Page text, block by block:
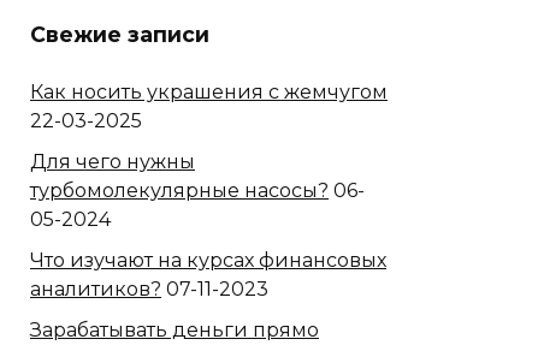
Свежие записи
Как носить украшения с жемчугом
22-03-2025
Для чего нужны
турбомолекулярные насосы? 06-
05-2024
Что изучают на курсах финансовых
аналитиков? 07-11-2023
Зарабатывать деньги прямо